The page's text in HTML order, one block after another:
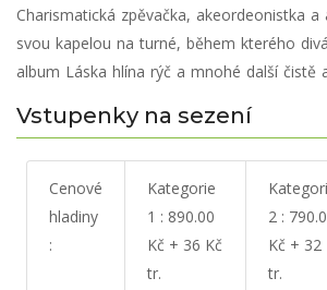
Charismatická zpěvačka, akeordeonistka a
svou kapelou na turné, během kterého
album Láska hlína rýč a mnohé další čistě
Vstupenky na sezení
Cenové
hladiny
:
Kategorie
1 : 890.00
Kč + 36 Kč
tr.
2 :
Kč + 32
tr.